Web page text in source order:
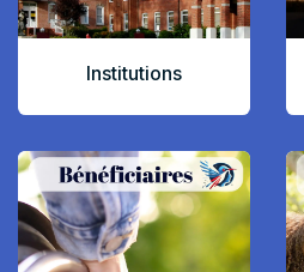
Institutions